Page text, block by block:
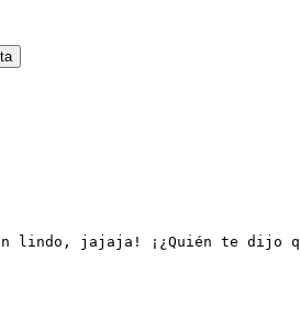
lindo, jajaja! ¡¿Quién te dijo